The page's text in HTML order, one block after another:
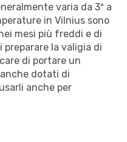
varia da 3º a
in Vilnius sono
mesi più freddi e di
preparare la valigia di
di portare un
dotati di
anche per